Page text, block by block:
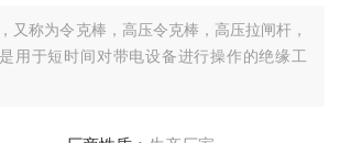
又称为令克棒，高压令克棒，高压拉闸杆，
用于短时间对带电设备进行操作的绝缘工